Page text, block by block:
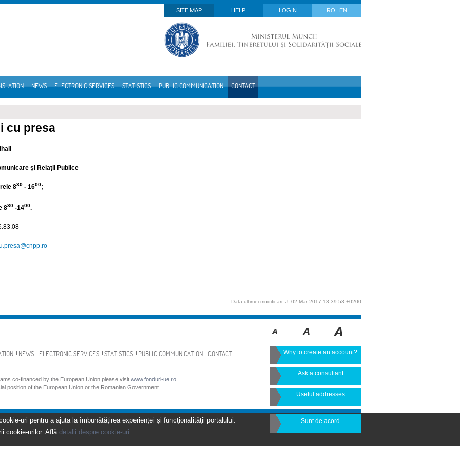
SITE MAP
HELP LOGIN RO EN
NEWS ELECTRONIC SERVICES STATISTICS PUBLIC COMMUNICATION CONTACT
cu presa
și Relații Publice
830 - 1600;
830 -1400.
Data ultimei modificari :J, 02 Mar 2017 13:39:53 +0200
NEWS ELECTRONIC SERVICES STATISTICS PUBLIC COMMUNICATION CONTACT
co-financed by the European Union please visit www.fonduri-ue.ro
position of the European Union or the Romanian Government
Why to create an account?
Ask a consultant
Useful addresses
uri pentru a ajuta la îmbunătăţirea experienţei şi funcţionalităţii portalului.
cookie-urilor. Află detalii despre cookie-uri.
Sunt de acord